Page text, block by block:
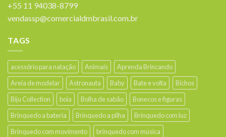
+55 11 94038-8799
vendassp@comercialdmbrasil.com.br
TAGS
acessório para natação Animais
Aprenda Brincando
Areia de modelar
Astronauta Baby Bate e volta
Bichos
Biju Collection
boia Bolha de sabão
Bonecos e figuras
Brinquedo a bateria
Brinquedo a pilha
Brinquedo com luz
Brinquedo com movimento
brinquedo com música